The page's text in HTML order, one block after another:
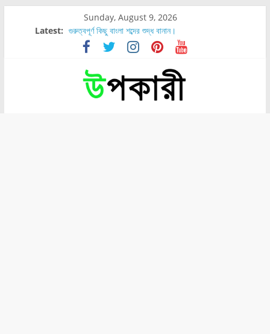
Sunday, August 9, 2026
Latest: গুরুত্বপূর্ণ কিছু বাংলা শব্দের শুদ্ধ বানান।
শরীরের কোন অংশে বেডসোর বেশি হয়?
নাসাল টিউব কতদিন রাখা যায়?
রোগীর পিঠ, কোমর এবং পায়ে বেডসোর দেখা গেলে করণীয় কি?
পার্সিমন ফলের স্বাস্থ্য ও পুষ্টি উপকারিতা।